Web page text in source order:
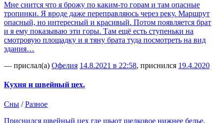
Мне снится что я брожу по каким-то горам и там опасные
тропинки. Я вроде даже переправляюсь через реку. Маршрут
опасный, но интересный и красивый. Потом появляется брат
и я ему показываю эти горы. Там ещё есть ступеньки на
смотровую площадку и я тяну брата туда посмотреть на вид
здания…
— прислал(а) Офелия 14.8.2021 в 22:58, приснился 19.4.2020
Кухня и швейный цех.
Сны /Разное
Приснился швейный цех где шьют шелковое нижнее белье,